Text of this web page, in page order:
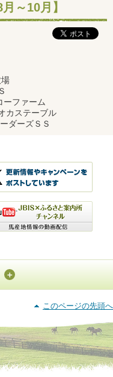
～10月】
ファーム
ステーブル
ズＳＳ
このページの先頭へ